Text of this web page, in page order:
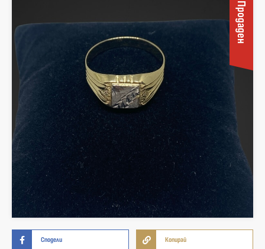
Продаден
Сподели Копирай